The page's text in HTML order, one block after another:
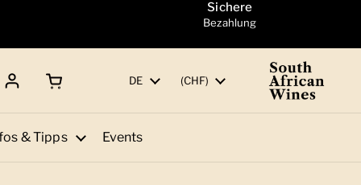
Sichere
Bezahlung
Sprache
DE Land/Region
(CHF)
& Tipps Events